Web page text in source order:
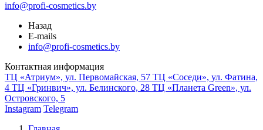
info@profi-cosmetics.by
Назад
E-mails
info@profi-cosmetics.by
Контактная информация
ТЦ «Атриум», ул. Первомайская, 57 ТЦ «Соседи», ул. Фатина,
4 ТЦ «Гринвич», ул. Белинского, 28 ТЦ «Планета Green», ул.
Островского, 5
Instagram Telegram